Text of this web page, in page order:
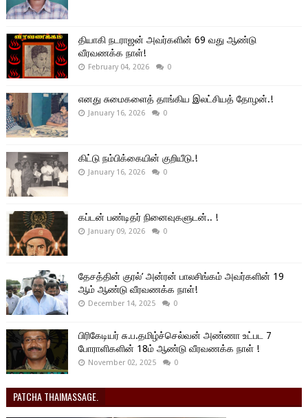
தியாகி நடராஜன் அவர்களின் 69 வது ஆண்டு
வீரவணக்க நாள்!
February 04, 2026 0
எனது சுமைகளைத் தாங்கிய இலட்சியத் தோழன்.!
January 16, 2026 0
கிட்டு நம்பிக்கையின் குறியீடு.!
January 16, 2026 0
கப்டன் பண்டிதர் நினைவுகளுடன்.. !
January 09, 2026 0
தேசத்தின் குரல்’ அன்ரன் பாலசிங்கம் அவர்களின் 19
ஆம் ஆண்டு வீரவணக்க நாள்!
December 14, 2025 0
பிரிகேடியர் சு.ப.தமிழ்ச்செல்வன் அண்ணா உட்பட 7
போராளிகளின் 18ம் ஆண்டு வீரவணக்க நாள் !
November 02, 2025 0
PATCHA THAIMASSAGE.